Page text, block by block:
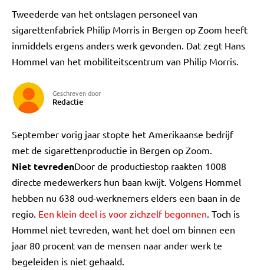
Tweederde van het ontslagen personeel van
sigarettenfabriek Philip Morris in Bergen op Zoom heeft
inmiddels ergens anders werk gevonden. Dat zegt Hans
Hommel van het mobiliteitscentrum van Philip Morris.
Geschreven door
Redactie
September vorig jaar stopte het Amerikaanse bedrijf
met de sigarettenproductie in Bergen op Zoom.
Niet tevredenDoor de productiestop raakten 1008
directe medewerkers hun baan kwijt. Volgens Hommel
hebben nu 638 oud-werknemers elders een baan in de
regio. Een klein deel is voor zichzelf begonnen. Toch is
Hommel niet tevreden, want het doel om binnen een
jaar 80 procent van de mensen naar ander werk te
begeleiden is niet gehaald.